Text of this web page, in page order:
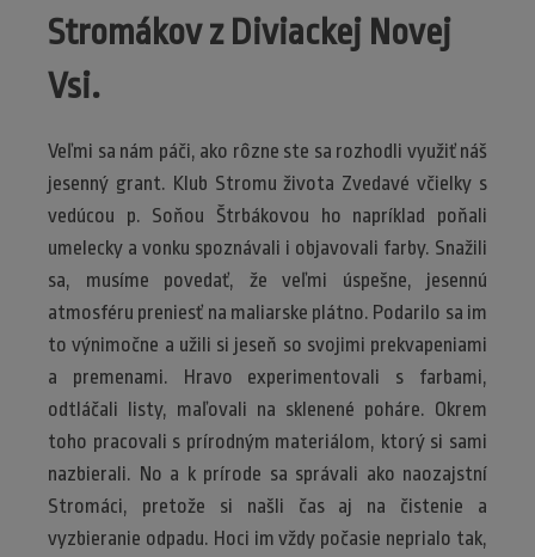
Stromákov z Diviackej Novej
Vsi.
Veľmi sa nám páči, ako rôzne ste sa rozhodli využiť náš
jesenný grant. Klub Stromu života Zvedavé včielky s
vedúcou p. Soňou Štrbákovou ho napríklad poňali
umelecky a vonku spoznávali i objavovali farby. Snažili
sa, musíme povedať, že veľmi úspešne, jesennú
atmosféru preniesť na maliarske plátno. Podarilo sa im
to výnimočne a užili si jeseň so svojimi prekvapeniami
a premenami. Hravo experimentovali s farbami,
odtláčali listy, maľovali na sklenené poháre. Okrem
toho pracovali s prírodným materiálom, ktorý si sami
nazbierali. No a k prírode sa správali ako naozajstní
Stromáci, pretože si našli čas aj na čistenie a
vyzbieranie odpadu. Hoci im vždy počasie neprialo tak,